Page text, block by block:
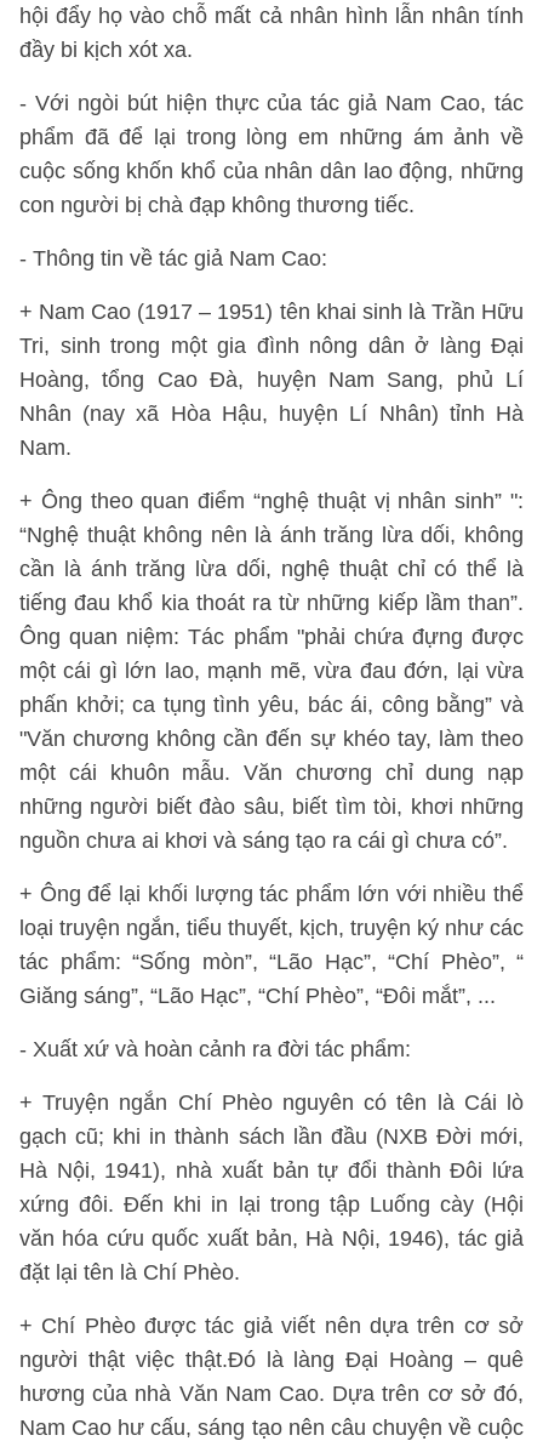
hội đẩy họ vào chỗ mất cả nhân hình lẫn nhân tính
đầy bi kịch xót xa.
- Với ngòi bút hiện thực của tác giả Nam Cao, tác
phẩm đã để lại trong lòng em những ám ảnh về
cuộc sống khốn khổ của nhân dân lao động, những
con người bị chà đạp không thương tiếc.
- Thông tin về tác giả Nam Cao:
+ Nam Cao (1917 – 1951) tên khai sinh là Trần Hữu
Tri, sinh trong một gia đình nông dân ở làng Đại
Hoàng, tổng Cao Đà, huyện Nam Sang, phủ Lí
Nhân (nay xã Hòa Hậu, huyện Lí Nhân) tỉnh Hà
Nam.
+ Ông theo quan điểm “nghệ thuật vị nhân sinh” ":
“Nghệ thuật không nên là ánh trăng lừa dối, không
cần là ánh trăng lừa dối, nghệ thuật chỉ có thể là
tiếng đau khổ kia thoát ra từ những kiếp lầm than”.
Ông quan niệm: Tác phẩm "phải chứa đựng được
một cái gì lớn lao, mạnh mẽ, vừa đau đớn, lại vừa
phấn khởi; ca tụng tình yêu, bác ái, công bằng” và
"Văn chương không cần đến sự khéo tay, làm theo
một cái khuôn mẫu. Văn chương chỉ dung nạp
những người biết đào sâu, biết tìm tòi, khơi những
nguồn chưa ai khơi và sáng tạo ra cái gì chưa có”.
+ Ông để lại khối lượng tác phẩm lớn với nhiều thể
loại truyện ngắn, tiểu thuyết, kịch, truyện ký như các
tác phẩm: “Sống mòn”, “Lão Hạc”, “Chí Phèo”, “
Giăng sáng”, “Lão Hạc”, “Chí Phèo”, “Đôi mắt”, ...
- Xuất xứ và hoàn cảnh ra đời tác phẩm:
+ Truyện ngắn Chí Phèo nguyên có tên là Cái lò
gạch cũ; khi in thành sách lần đầu (NXB Đời mới,
Hà Nội, 1941), nhà xuất bản tự đổi thành Đôi lứa
xứng đôi. Đến khi in lại trong tập Luống cày (Hội
văn hóa cứu quốc xuất bản, Hà Nội, 1946), tác giả
đặt lại tên là Chí Phèo.
+ Chí Phèo được tác giả viết nên dựa trên cơ sở
người thật việc thật.Đó là làng Đại Hoàng – quê
hương của nhà Văn Nam Cao. Dựa trên cơ sở đó,
Nam Cao hư cấu, sáng tạo nên câu chuyện về cuộc